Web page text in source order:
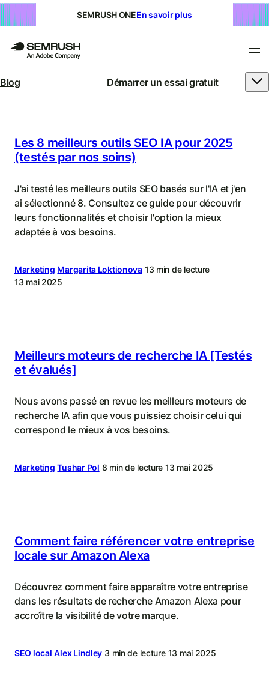
SEMRUSH ONEEn savoir plus
Blog Démarrer un essai gratuit
SEO,
SEM,
recherche
IA
stratégie
Les 8 meilleurs outils SEO IA pour 2025
(testés par nos soins)
J'ai testé les meilleurs outils SEO basés sur l'IA et j'en
ai sélectionné 8. Consultez ce guide pour découvrir
leurs fonctionnalités et choisir l'option la mieux
adaptée à vos besoins.
Marketing Margarita Loktionova 13 min de lecture
13 mai 2025
Meilleurs moteurs de recherche IA [Testés
et évalués]
Nous avons passé en revue les meilleurs moteurs de
recherche IA afin que vous puissiez choisir celui qui
correspond le mieux à vos besoins.
Marketing Tushar Pol 8 min de lecture 13 mai 2025
Comment faire référencer votre entreprise
locale sur Amazon Alexa
Découvrez comment faire apparaître votre entreprise
dans les résultats de recherche Amazon Alexa pour
accroître la visibilité de votre marque.
SEO local Alex Lindley 3 min de lecture 13 mai 2025